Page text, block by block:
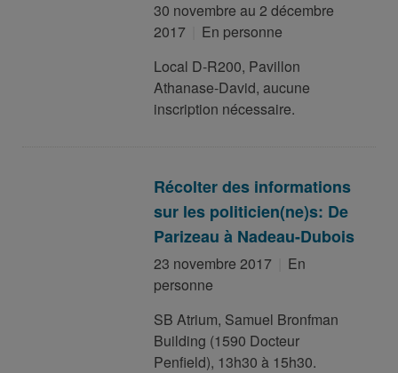
30 novembre au 2 décembre
2017
En personne
Local D-R200, Pavillon
Athanase-David, aucune
inscription nécessaire.
Récolter des informations
sur les politicien(ne)s: De
Parizeau à Nadeau-Dubois
23 novembre 2017
En
personne
SB Atrium, Samuel Bronfman
Building (1590 Docteur
Penfield), 13h30 à 15h30.